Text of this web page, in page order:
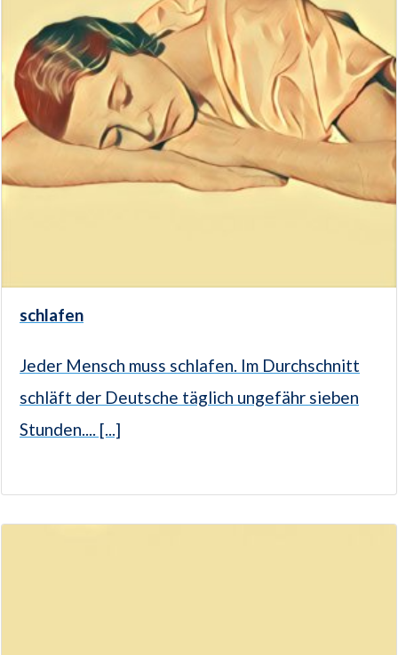
schlafen
Jeder Mensch muss schlafen. Im Durchschnitt
schläft der Deutsche täglich ungefähr sieben
Stunden.... [...]